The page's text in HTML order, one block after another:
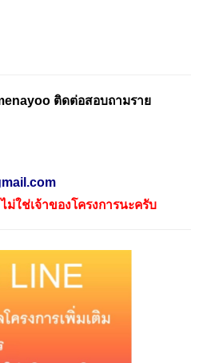
ติดต่อสอบถามราย
ม่ใช่เจ้าของโครงการนะครับ